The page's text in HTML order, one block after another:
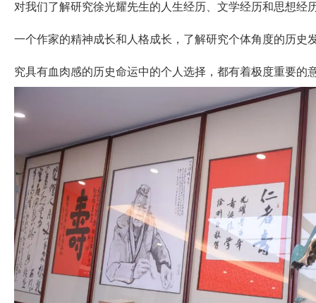
对我们了解研究徐光耀先生的人生经历、文学经历和思想经
一个作家的精神成长和人格成长，了解研究个体角度的历史
究具有血肉感的历史命运中的个人选择，都有着极度重要的